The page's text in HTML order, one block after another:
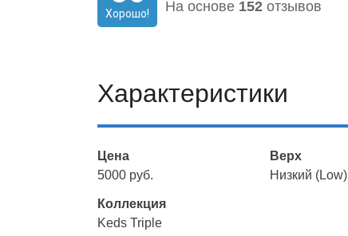
Хорошо! На основе 152 отзывов
Характеристики
Цена
5000 руб.
Верх
Низкий (Low)
Коллекция
Keds Triple